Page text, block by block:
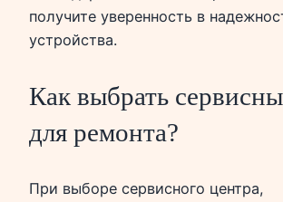
получите уверенность в
устройства.
Как выбрать
для ремонта?
При выборе сервисного центра,